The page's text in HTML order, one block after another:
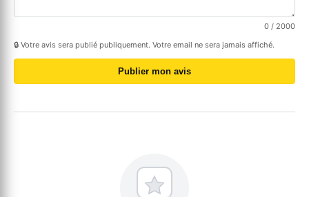
0 / 2000
🔒 Votre avis sera publié publiquement. Votre email ne sera jamais affiché.
Publier mon avis